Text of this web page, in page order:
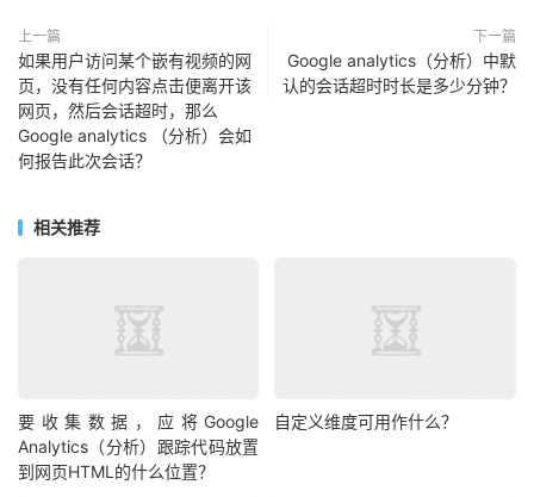
上一篇
如果用户访问某个嵌有视频的网
页，没有任何内容点击便离开该
网页，然后会话超时，那么
Google analytics （分析）会如
何报告此次会话？
下一篇
Google analytics（分析）中默
认的会话超时时长是多少分钟？
相关推荐
要收集数据，应将Google
Analytics（分析）跟踪代码放置
到网页HTML的什么位置？
自定义维度可用作什么？